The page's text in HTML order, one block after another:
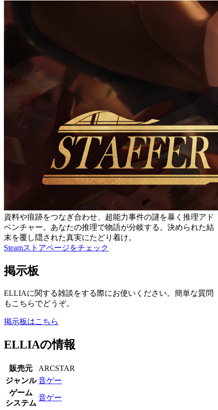
資料や痕跡をつなぎ合わせ、超能力事件の謎を暴く推理アド
ベンチャー。あなたの推理で物語が分岐する。決められた結
末を覆し隠された真実にたどり着け。
Steamストアページをチェック
掲示板
ELLIAに関する雑談をする際にお使いください。簡単な質問
もこちらでどうぞ。
掲示板はこちら
ELLIAの情報
販売元
ARCSTAR
ジャンル 音ゲー
ゲーム
システム
音ゲー